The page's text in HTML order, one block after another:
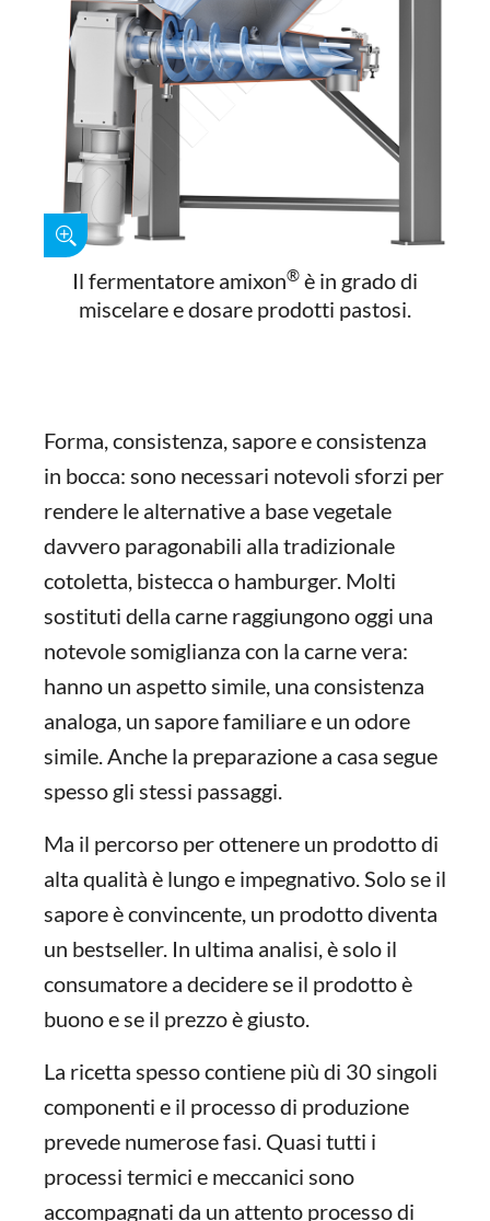
Il fermentatore amixon® è in grado di
miscelare e dosare prodotti pastosi.
Forma, consistenza, sapore e consistenza
in bocca: sono necessari notevoli sforzi per
rendere le alternative a base vegetale
davvero paragonabili alla tradizionale
cotoletta, bistecca o hamburger. Molti
sostituti della carne raggiungono oggi una
notevole somiglianza con la carne vera:
hanno un aspetto simile, una consistenza
analoga, un sapore familiare e un odore
simile. Anche la preparazione a casa segue
spesso gli stessi passaggi.
Ma il percorso per ottenere un prodotto di
alta qualità è lungo e impegnativo. Solo se il
sapore è convincente, un prodotto diventa
un bestseller. In ultima analisi, è solo il
consumatore a decidere se il prodotto è
buono e se il prezzo è giusto.
La ricetta spesso contiene più di 30 singoli
componenti e il processo di produzione
prevede numerose fasi. Quasi tutti i
processi termici e meccanici sono
accompagnati da un attento processo di